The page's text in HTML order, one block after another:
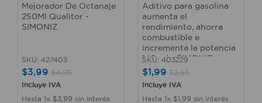
Mejorador De Octanaje
250Ml Qualitor -
SIMONIZ
SKU: 427403
$3,99 $4,95
Incluye IVA
Hasta 1x $3 99 sin interés
Aditivo para gasolina
aumenta el
rendimiento, ahorra
combustible e
incrementa la potencia
140 ml - SIMONIZ
SKU: 403229
$1,99 $2,55
Incluye IVA
Hasta 1x $1 99 sin interés